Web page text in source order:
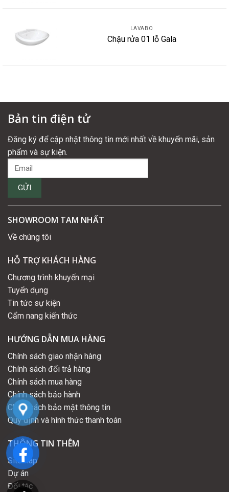
LAVABO
Chậu rửa 01 lỗ Gala
Bản tin điện tử
Đăng ký để cập nhật thông tin mới nhất về khuyến mãi, sản
phẩm và sự kiện.
SHOWROOM TAM NHẤT
Về chúng tôi
HỖ TRỢ KHÁCH HÀNG
Chương trình khuyến mại
Tuyển dụng
Tin tức sự kiện
Cẩm nang kiến thức
HƯỚNG DẪN MUA HÀNG
Chính sách giao nhận hàng
Chính sách đổi trả hàng
Chính sách mua hàng
Chính sách bảo hành
Chính sách bảo mật thông tin
Quy định và hình thức thanh toán
THÔNG TIN THÊM
Sitemap
Dự án
Đối tác